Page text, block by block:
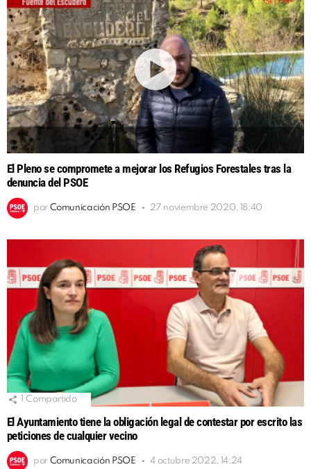
El Pleno se compromete a mejorar los Refugios Forestales tras la
denuncia del PSOE
por Comunicación PSOE 27 noviembre 2020, 18:40
Compartido
El Ayuntamiento tiene la obligación legal de contestar por escrito las
peticiones de cualquier vecino
por Comunicación PSOE 4 octubre 2022, 14:24